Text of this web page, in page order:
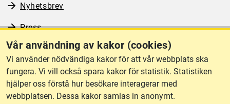
Vår användning av kakor (cookies)
Vi använder nödvändiga kakor för att vår webbplats ska
fungera. Vi vill också spara kakor för statistik. Statistiken
hjälper oss förstå hur besökare interagerar med
webbplatsen. Dessa kakor samlas in anonymt.
Nyhetsbrev
Press
RSS
Om webbplatsen